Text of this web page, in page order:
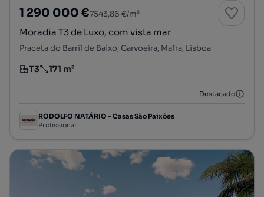
1 290 000 €7543,86 €/m²
Moradia T3 de Luxo, com vista mar
Praceta do Barril de Baixo, Carvoeira, Mafra, Lisboa
Tipologia
T3
Preço por metro quadrado
171 m²
Destacado
RODOLFO NATÁRIO - Casas São Paixões
Profissional